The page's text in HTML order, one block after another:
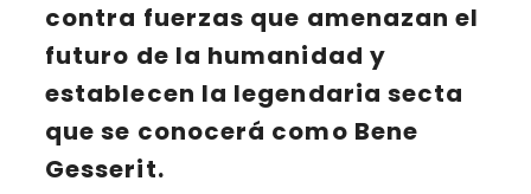
contra fuerzas que amenazan el
futuro de la humanidad y
establecen la legendaria secta
que se conocerá como Bene
Gesserit.